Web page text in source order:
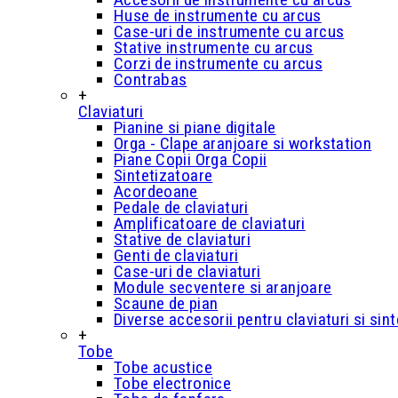
Huse de instrumente cu arcus
Case-uri de instrumente cu arcus
Stative instrumente cu arcus
Corzi de instrumente cu arcus
Contrabas
+
Claviaturi
Pianine si piane digitale
Orga - Clape aranjoare si workstation
Piane Copii Orga Copii
Sintetizatoare
Acordeoane
Pedale de claviaturi
Amplificatoare de claviaturi
Stative de claviaturi
Genti de claviaturi
Case-uri de claviaturi
Module secventere si aranjoare
Scaune de pian
Diverse accesorii pentru claviaturi si
+
Tobe
Tobe acustice
Tobe electronice